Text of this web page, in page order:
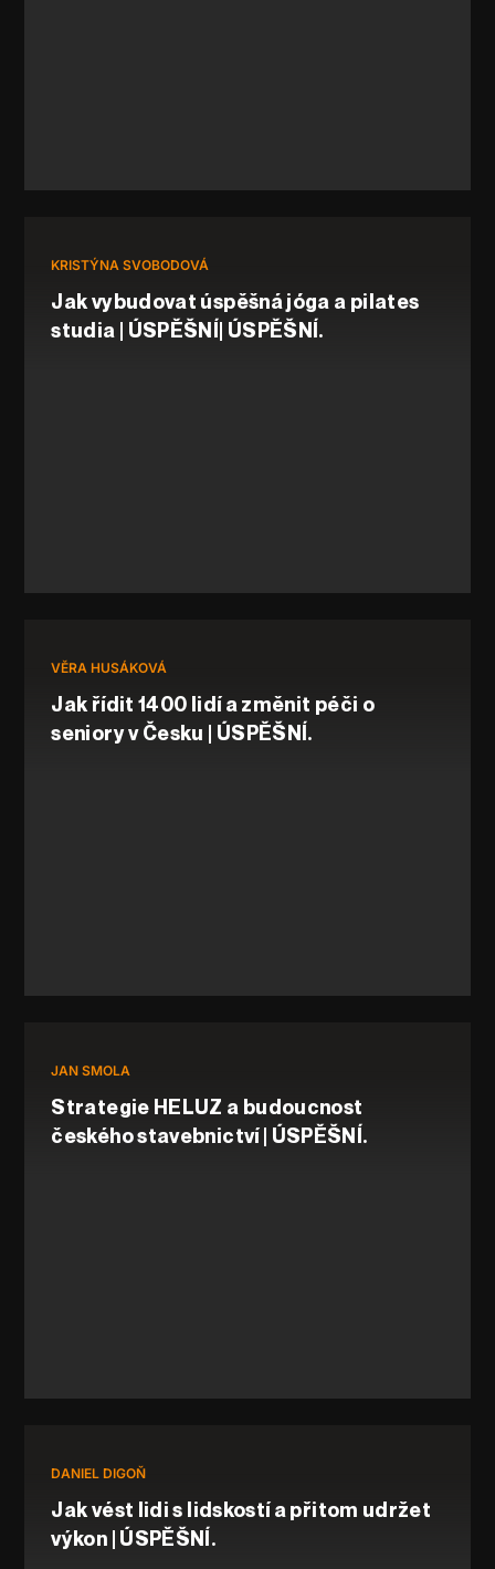
KRISTÝNA SVOBODOVÁ
Jak vybudovat úspěšná jóga a pilates
studia | ÚSPĚŠNÍ| ÚSPĚŠNÍ.
VĚRA HUSÁKOVÁ
Jak řídit 1400 lidí a změnit péči o
seniory v Česku | ÚSPĚŠNÍ.
JAN SMOLA
Strategie HELUZ a budoucnost
českého stavebnictví | ÚSPĚŠNÍ.
DANIEL DIGOŇ
Jak vést lidi s lidskostí a přitom udržet
výkon | ÚSPĚŠNÍ.